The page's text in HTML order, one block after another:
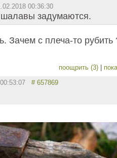
00:36:30
задумаются.
Зачем с плеча-то рубить
поощрить (3)
# 657869